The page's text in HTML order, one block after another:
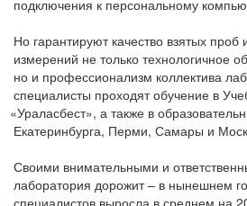
подключения к персональному
Но гарантируют качество взятых
измерений не только технологичное
но и профессионализм коллектива
специалисты проходят обучение в
«Ураласбест», а также в
Екатеринбурга, Перми, Самары и
Своими внимательными и
лаборатория дорожит – в нынешнем